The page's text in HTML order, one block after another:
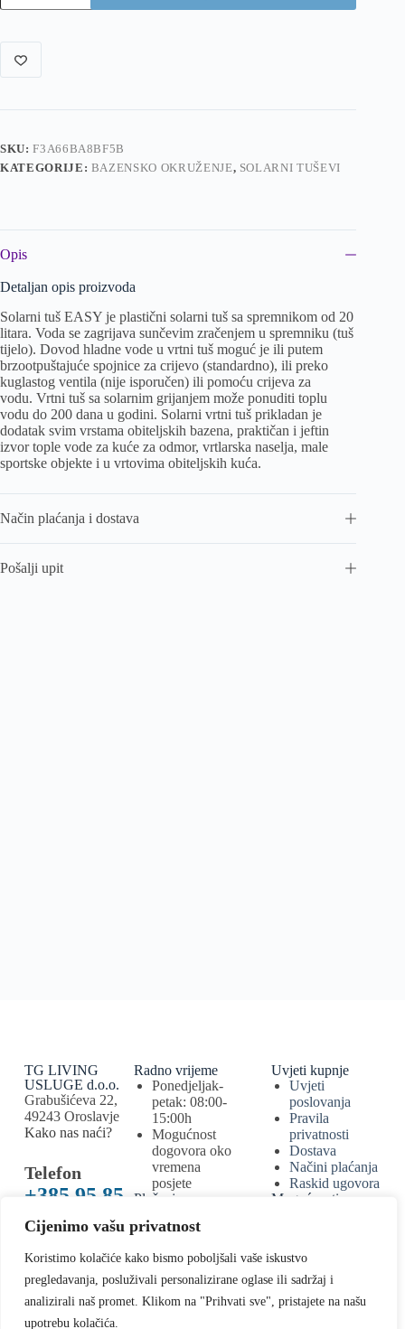
Cijenimo vašu privatnost
Koristimo kolačiće kako bismo poboljšali vaše iskustvo
pregledavanja, posluživali personalizirane oglase ili sadržaj i
analizirali naš promet. Klikom na "Prihvati sve", pristajete na našu
upotrebu kolačića.
SKU:F3A66BA8BF5B
KATEGORIJE: BAZENSKO OKRUŽENJE, SOLARNI TUŠEVI
Opis
Detaljan opis proizvoda
Solarni tuš EASY je plastični solarni tuš sa spremnikom od 20
litara. Voda se zagrijava sunčevim zračenjem u spremniku (tuš
tijelo). Dovod hladne vode u vrtni tuš moguć je ili putem
brzootpuštajuće spojnice za crijevo (standardno), ili preko
kuglastog ventila (nije isporučen) ili pomoću crijeva za
vodu. Vrtni tuš sa solarnim grijanjem može ponuditi toplu
vodu do 200 dana u godini. Solarni vrtni tuš prikladan je
dodatak svim vrstama obiteljskih bazena, praktičan i jeftin
izvor tople vode za kuće za odmor, vrtlarska naselja, male
sportske objekte i u vrtovima obiteljskih kuća.
Način plaćanja i dostava
Pošalji upit
TG LIVING
USLUGE d.o.o.
Grabušićeva 22,
49243 Oroslavje
Kako nas naći?
Telefon
+385 95 85
44 005
info@tglivi
ng.com
Radno vrijeme
Ponedjeljak-
petak: 08:00-
15:00h
Mogućnost
dogovora oko
vremena
posjete
Plačanje
karticama
Uvjeti kupnje
Uvjeti
poslovanja
Pravila
privatnosti
Dostava
Načini plaćanja
Raskid ugovora
Mogućnosti
mobilnim ili e-
bankarstvom,
karticama